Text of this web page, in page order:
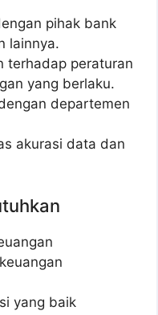
pihak bank
lainnya.
terhadap peraturan
yang berlaku.
departemen
akurasi data dan
yang baik